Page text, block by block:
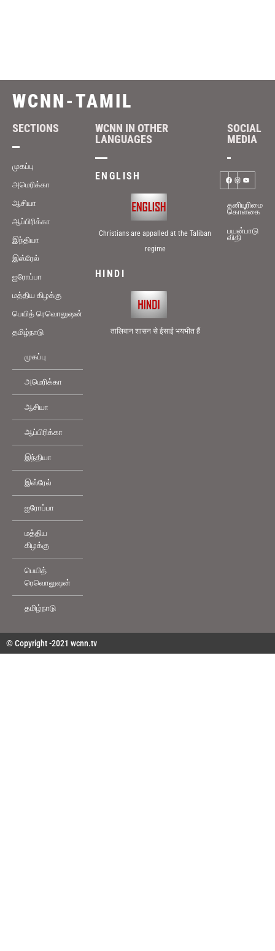
WCNN-TAMIL
SECTIONS
முகப்பு
அமெரிக்கா
ஆசியா
ஆப்பிரிக்கா
இந்தியா
இஸ்ரேல்
ஐரோப்பா
மத்திய கிழக்கு
பெயித் ரெவொலுஷன்
தமிழ்நாடு
முகப்பு
அமெரிக்கா
ஆசியா
ஆப்பிரிக்கா
இந்தியா
இஸ்ரேல்
ஐரோப்பா
மத்திய
கிழக்கு
பெயித்
ரெவொலுஷன்
தமிழ்நாடு
WCNN IN OTHER
LANGUAGES
ENGLISH
Christians are appalled at the Taliban
regime
HINDI
तालिबान शासन से ईसाई भयभीत हैं
SOCIAL
MEDIA
தனியுரிமை
கொள்கை
பயன்பாடு
விதி
© Copyright -2021 wcnn.tv